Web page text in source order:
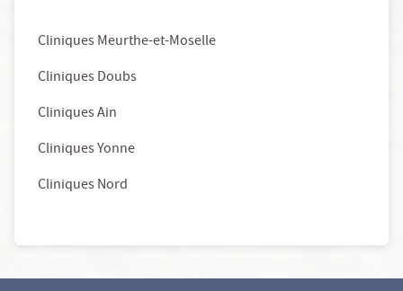
Cliniques Meurthe-et-Moselle
Cliniques Doubs
Cliniques Ain
Cliniques Yonne
Cliniques Nord